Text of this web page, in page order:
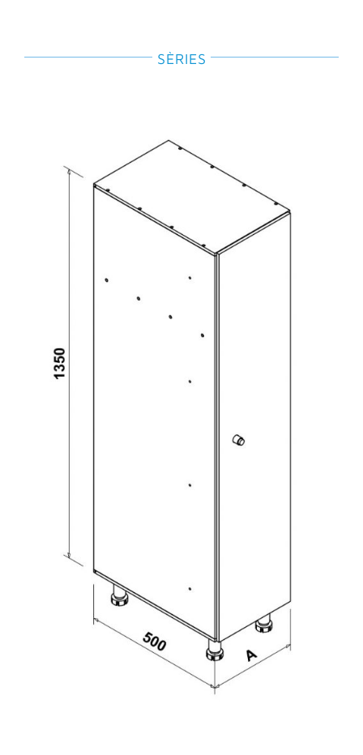
SÈRIES